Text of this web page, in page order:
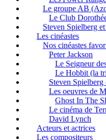
Le groupe AB
Le Club
Steven Spielberg
Les cinéastes
Nos cinéastes
Peter Jackson
Le Seigneur
Le Hobbit (la
Steven
Les oeuvres de
Ghost In The
Le cinéma de
David Lynch
Acteurs et actrices
Les compositeurs